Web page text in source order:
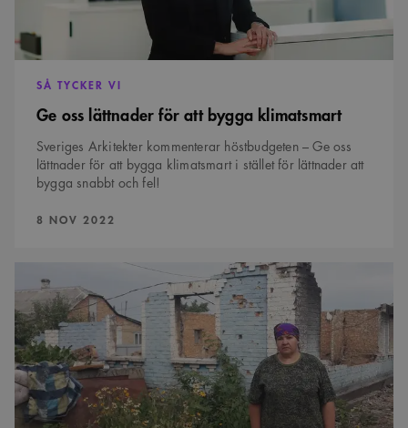
SÅ TYCKER VI
Ge oss lättnader för att bygga klimatsmart
Sveriges Arkitekter kommenterar höstbudgeten – Ge oss
lättnader för att bygga klimatsmart i stället för lättnader att
bygga snabbt och fel!
PUBLICERAD:
8 NOV 2022
ukrainska
arkitekter
samarbetar
om
återuppbyggnad